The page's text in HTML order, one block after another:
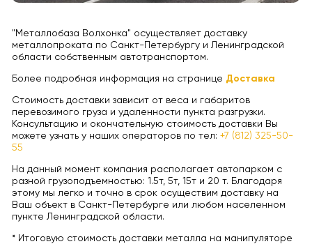
"Металлобаза Волхонка" осуществляет доставку
металлопроката по Санкт-Петербургу и Ленинградской
области собственным автотранспортом.
Более подробная информация на странице Доставка
Стоимость доставки зависит от веса и габаритов
перевозимого груза и удаленности пункта разгрузки.
Консультацию и окончательную стоимость доставки Вы
можете узнать у наших операторов по тел: +7 (812) 325-50-
55
На данный момент компания располагает автопарком с
разной грузоподъемностью: 1.5т, 5т, 15т и 20 т. Благодаря
этому мы легко и точно в срок осуществим доставку на
Ваш объект в Санкт-Петербурге или любом населенном
пункте Ленинградской области.
* Итоговую стоимость доставки металла на манипуляторе